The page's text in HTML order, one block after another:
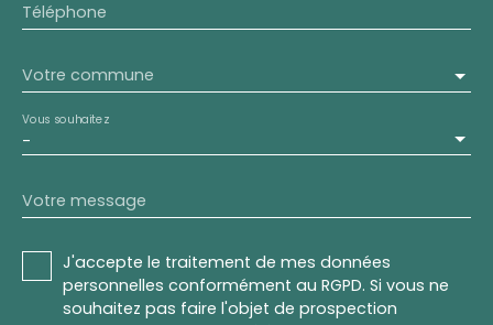
Téléphone
Votre commune
-
Vous souhaitez
Votre message
J'accepte le traitement de mes données
personnelles conformément au RGPD. Si vous ne
souhaitez pas faire l'objet de prospection